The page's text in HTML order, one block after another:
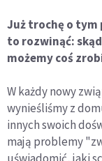
Już trochę o tym
to rozwinąć:
możemy coś
W każdy nowy
wynieśliśmy z
innych swoich
mają problemy